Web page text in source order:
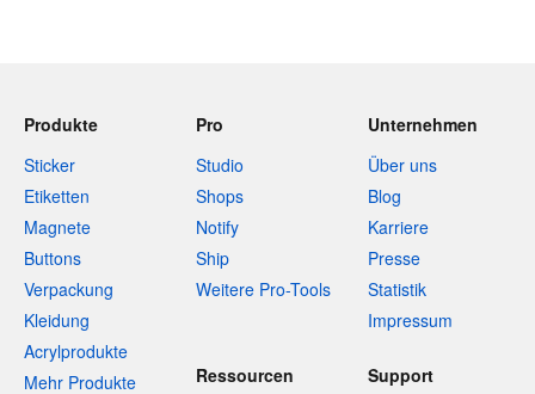
Produkte
Sticker
Etiketten
Magnete
Buttons
Verpackung
Kleidung
Acrylprodukte
Mehr Produkte
Pro
Studio
Shops
Notify
Ship
Weitere Pro-Tools
Unternehmen
Über uns
Blog
Karriere
Presse
Statistik
Impressum
Ressourcen Support